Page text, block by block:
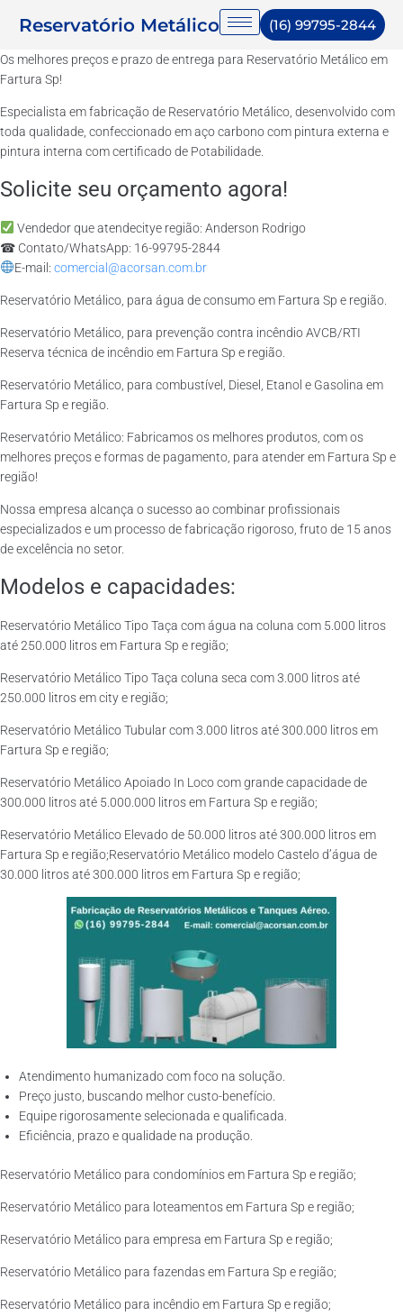
Reservatório Metálico (16) 99795-2844
Os melhores preços e prazo de entrega para Reservatório Metálico em
Fartura Sp!
Especialista em fabricação de Reservatório Metálico, desenvolvido com
toda qualidade, confeccionado em aço carbono com pintura externa e
pintura interna com certificado de Potabilidade.
Solicite seu orçamento agora!
Vendedor que atendecitye região: Anderson Rodrigo
☎ Contato/WhatsApp: 16-99795-2844
E-mail: comercial@acorsan.com.br
Reservatório Metálico, para água de consumo em Fartura Sp e região.
Reservatório Metálico, para prevenção contra incêndio AVCB/RTI
Reserva técnica de incêndio em Fartura Sp e região.
Reservatório Metálico, para combustível, Diesel, Etanol e Gasolina em
Fartura Sp e região.
Reservatório Metálico: Fabricamos os melhores produtos, com os
melhores preços e formas de pagamento, para atender em Fartura Sp e
região!
Nossa empresa alcança o sucesso ao combinar profissionais
especializados e um processo de fabricação rigoroso, fruto de 15 anos
de excelência no setor.
Modelos e capacidades:
Reservatório Metálico Tipo Taça com água na coluna com 5.000 litros
até 250.000 litros em Fartura Sp e região;
Reservatório Metálico Tipo Taça coluna seca com 3.000 litros até
250.000 litros em city e região;
Reservatório Metálico Tubular com 3.000 litros até 300.000 litros em
Fartura Sp e região;
Reservatório Metálico Apoiado In Loco com grande capacidade de
300.000 litros até 5.000.000 litros em Fartura Sp e região;
Reservatório Metálico Elevado de 50.000 litros até 300.000 litros em
Fartura Sp e região;Reservatório Metálico modelo Castelo d’água de
30.000 litros até 300.000 litros em Fartura Sp e região;
Atendimento humanizado com foco na solução.
Preço justo, buscando melhor custo-benefício.
Equipe rigorosamente selecionada e qualificada.
Eficiência, prazo e qualidade na produção.
Reservatório Metálico para condomínios em Fartura Sp e região;
Reservatório Metálico para loteamentos em Fartura Sp e região;
Reservatório Metálico para empresa em Fartura Sp e região;
Reservatório Metálico para fazendas em Fartura Sp e região;
Reservatório Metálico para incêndio em Fartura Sp e região;